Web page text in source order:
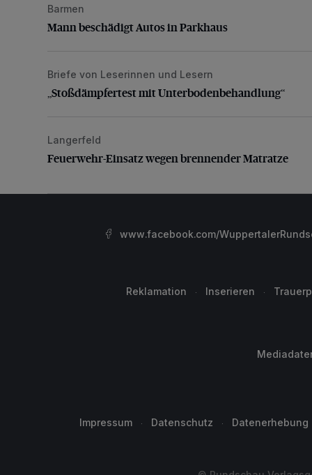
Mann beschädigt Autos in Parkhaus
Barmen
Mann beschädigt Autos in Parkhaus
„Stoßdämpfertest mit Unterbodenbehandlung“
Briefe von Leserinnen und Lesern
„Stoßdämpfertest mit Unterbodenbehandlung“
Feuerwehr-Einsatz wegen brennender Matratze
Langerfeld
Feuerwehr-Einsatz wegen brennender Matratze
www.facebook.com/
Reklamation Inserieren
Impressum Datenschutz Datenerhebung